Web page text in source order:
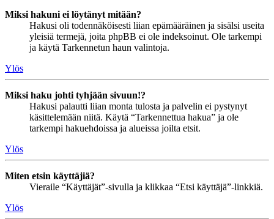
Miksi hakuni ei löytänyt mitään?
Hakusi oli todennäköisesti liian epämääräinen ja sisälsi useita
yleisiä termejä, joita phpBB ei ole indeksoinut. Ole tarkempi
ja käytä Tarkennetun haun valintoja.
Ylös
Miksi haku johti tyhjään sivuun!?
Hakusi palautti liian monta tulosta ja palvelin ei pystynyt
käsittelemään niitä. Käytä “Tarkennettua hakua” ja ole
tarkempi hakuehdoissa ja alueissa joilta etsit.
Ylös
Miten etsin käyttäjiä?
Vieraile “Käyttäjät”-sivulla ja klikkaa “Etsi käyttäjä”-linkkiä.
Ylös